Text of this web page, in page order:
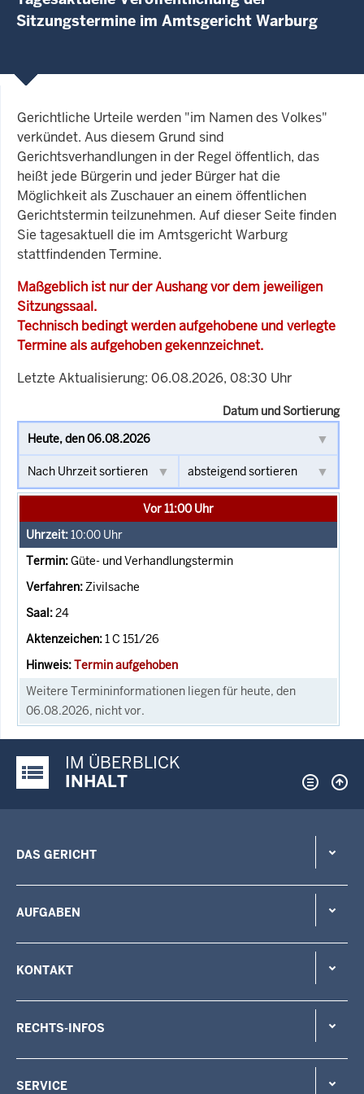
Sitzungstermine im Amtsgericht Warburg
Gerichtliche Urteile werden "im Namen des Volkes"
verkündet. Aus diesem Grund sind
Gerichtsverhandlungen in der Regel öffentlich, das
heißt jede Bürgerin und jeder Bürger hat die
Möglichkeit als Zuschauer an einem öffentlichen
Gerichtstermin teilzunehmen. Auf dieser Seite finden
Sie tagesaktuell die im Amtsgericht Warburg
stattfindenden Termine.
Maßgeblich ist nur der Aushang vor dem jeweiligen
Sitzungssaal.
Technisch bedingt werden aufgehobene und verlegte
Termine als aufgehoben gekennzeichnet.
Letzte Aktualisierung: 06.08.2026, 08:30 Uhr
Datum und Sortierung
Vor 11:00 Uhr
10:00 Uhr
Güte- und Verhandlungstermin
Zivilsache
24
1 C 151/26
Termin aufgehoben
Weitere Termininformationen liegen für heute, den
06.08.2026, nicht vor.
Justiz-Portal im Überblick:
IM ÜBERBLICK
INHALT
DAS GERICHT
AUFGABEN
KONTAKT
RECHTS-INFOS
SERVICE